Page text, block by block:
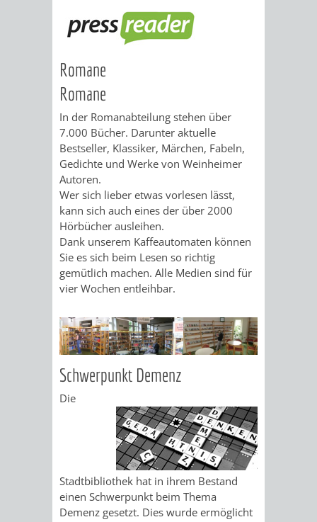
BAU
VERLAUF
PLANUNTERLAGEN
PRÄSENTATION
ZUR
INFO-
VERANSTALTUNG
VOM
5.
JULI
22
HAUPTFRIEDHOF
DES
WOHNGEBÄUDES
MANNHEIMER
STRASSE 1
4 -
2
0
SANIERUNG
SPORTHALLE
DBS
SCHULZENTRUM
WESTSTADT
SANIERUNG-
UMBAUMASSNAHME S
CHLOSS
STADTENTWICKLUNG
VERKEHRSPLANUNG
STÄDTEBAULICHER
VERKEHRSPLANUNG
FLÄCHENNUTZUNGSPLAN
BEBAUUNGSPLÄNE
ALLGEMEINE
INFORMATIONEN
ÜBER
BEBAUUNGSPLÄNE
AKTUELLE
BEBAUUNGSPLAN-
VERFAHREN
BEBAUUNGSPLÄNE
BEBAUUNGSPLÄNE
ORTSTEILE
ENTWICKLUNGS-
UND
NUTZUNGSKONZEPTE
EINZELHANDELSKONZEPT
MOBILFUNKKONZEPT
LÄRMAKTIONSPLAN
SANIERUNG
SANIERUNG
WESTLICH
SANIERUNGSGEBIET
HILDEBRANDSCHE
STADTMARKETING
/
ÜBER
UNS
INNENSTADTAKTIONEN
FRÜHLING
HERBST
AM
WINDECKPLATZ
WOCHENMARKT
Romane
Romane
In der Romanabteilung stehen über
7.000 Bücher. Darunter aktuelle
Bestseller, Klassiker, Märchen, Fabeln,
Gedichte und Werke von Weinheimer
Autoren.
Wer sich lieber etwas vorlesen lässt,
kann sich auch eines der über 2000
Hörbücher ausleihen.
Dank unserem Kaffeautomaten können
Sie es sich beim Lesen so richtig
gemütlich machen. Alle Medien sind für
vier Wochen entleihbar.
Schwerpunkt Demenz
Die
Stadtbibliothek hat in ihrem Bestand
einen Schwerpunkt beim Thema
Demenz gesetzt. Dies wurde ermöglicht